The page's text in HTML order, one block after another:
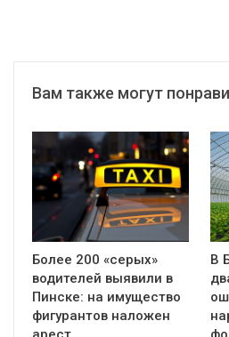
Вам также могут
Более 200 «серых»
водителей выявили в
Пинске: на имущество
фигурантов наложен
В